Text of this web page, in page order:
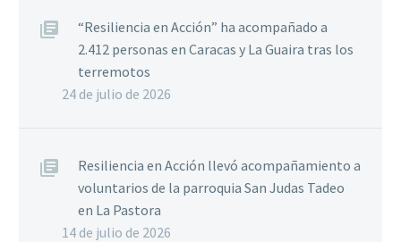
“Resiliencia en Acción” ha acompañado a
2.412 personas en Caracas y La Guaira tras los
terremotos
24 de julio de 2026
Resiliencia en Acción llevó acompañamiento a
voluntarios de la parroquia San Judas Tadeo
en La Pastora
14 de julio de 2026